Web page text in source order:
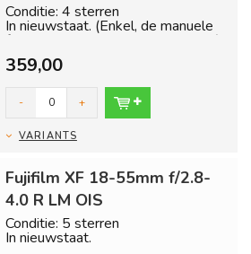
Conditie: 4 sterren
In nieuwstaat. (Enkel, de manuele
focus werkt niet goed nauwkeurig)
Inclusie...
359,00
- +
VARIANTS
Fujifilm XF 18-55mm f/2.8-
4.0 R LM OIS
Conditie: 5 sterren
In nieuwstaat.